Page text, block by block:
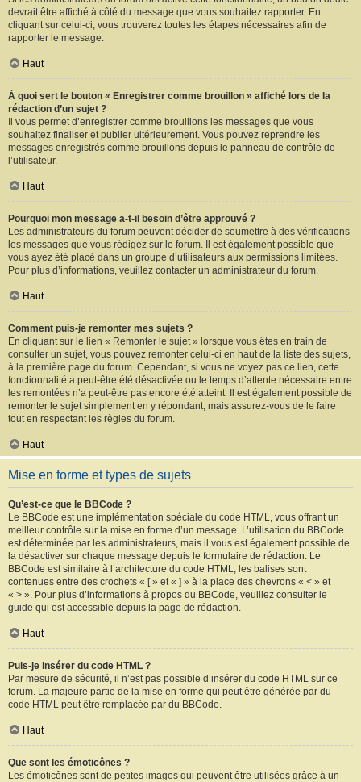
devrait être affiché à côté du message que vous souhaitez rapporter. En
cliquant sur celui-ci, vous trouverez toutes les étapes nécessaires afin de
rapporter le message.
Haut
À quoi sert le bouton « Enregistrer comme brouillon » affiché lors de la
rédaction d’un sujet ?
Il vous permet d’enregistrer comme brouillons les messages que vous
souhaitez finaliser et publier ultérieurement. Vous pouvez reprendre les
messages enregistrés comme brouillons depuis le panneau de contrôle de
l’utilisateur.
Haut
Pourquoi mon message a-t-il besoin d’être approuvé ?
Les administrateurs du forum peuvent décider de soumettre à des vérifications
les messages que vous rédigez sur le forum. Il est également possible que
vous ayez été placé dans un groupe d’utilisateurs aux permissions limitées.
Pour plus d’informations, veuillez contacter un administrateur du forum.
Haut
Comment puis-je remonter mes sujets ?
En cliquant sur le lien « Remonter le sujet » lorsque vous êtes en train de
consulter un sujet, vous pouvez remonter celui-ci en haut de la liste des sujets,
à la première page du forum. Cependant, si vous ne voyez pas ce lien, cette
fonctionnalité a peut-être été désactivée ou le temps d’attente nécessaire entre
les remontées n’a peut-être pas encore été atteint. Il est également possible de
remonter le sujet simplement en y répondant, mais assurez-vous de le faire
tout en respectant les règles du forum.
Haut
Mise en forme et types de sujets
Qu’est-ce que le BBCode ?
Le BBCode est une implémentation spéciale du code HTML, vous offrant un
meilleur contrôle sur la mise en forme d’un message. L’utilisation du BBCode
est déterminée par les administrateurs, mais il vous est également possible de
la désactiver sur chaque message depuis le formulaire de rédaction. Le
BBCode est similaire à l’architecture du code HTML, les balises sont
contenues entre des crochets « [ » et « ] » à la place des chevrons « < » et
« > ». Pour plus d’informations à propos du BBCode, veuillez consulter le
guide qui est accessible depuis la page de rédaction.
Haut
Puis-je insérer du code HTML ?
Par mesure de sécurité, il n’est pas possible d’insérer du code HTML sur ce
forum. La majeure partie de la mise en forme qui peut être générée par du
code HTML peut être remplacée par du BBCode.
Haut
Que sont les émoticônes ?
Les émoticônes sont de petites images qui peuvent être utilisées grâce à un